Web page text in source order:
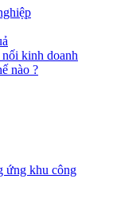
kinh doanh
nào ?
ứng khu công